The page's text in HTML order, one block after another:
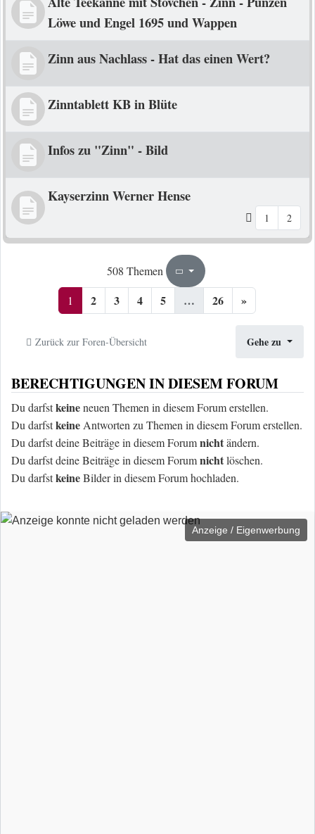
Löwe und Engel 1695 und Wappen
Zinn aus Nachlass - Hat das einen Wert?
Zinntablett KB in Blüte
Infos zu "Zinn" - Bild
Kayserzinn Werner Hense
1 2
508 Themen Seite1
1 2 3 4 5 … 26 »
Zurück zur Foren-Übersicht Gehe zu
BERECHTIGUNGEN IN DIESEM FORUM
Du darfstkeineneuen Themen in diesem Forum erstellen.
Du darfstkeine Antworten zu Themen in diesem Forum erstellen.
Du darfst deine Beiträge in diesem Forumnichtändern.
Du darfst deine Beiträge in diesem Forumnichtlöschen.
Du darfstkeineBilder in diesem Forum hochladen.
Anzeige / Eigenwerbung